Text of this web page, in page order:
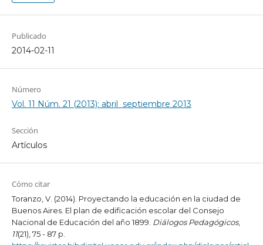
Publicado
2014-02-11
Número
Vol. 11 Núm. 21 (2013): abril  septiembre 2013
Sección
Artículos
Cómo citar
Toranzo, V. (2014). Proyectando la educación en la ciudad de
Buenos Aires. El plan de edificación escolar del Consejo
Nacional de Educación del año 1899. Diálogos Pedagógicos,
11(21), 75 - 87 p.